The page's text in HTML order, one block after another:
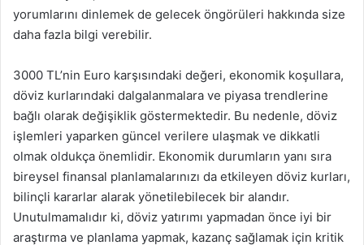
yorumlarını dinlemek de gelecek öngörüleri hakkında size
daha fazla bilgi verebilir.
3000 TL’nin Euro karşısındaki değeri, ekonomik koşullara,
döviz kurlarındaki dalgalanmalara ve piyasa trendlerine
bağlı olarak değişiklik göstermektedir. Bu nedenle, döviz
işlemleri yaparken güncel verilere ulaşmak ve dikkatli
olmak oldukça önemlidir. Ekonomik durumların yanı sıra
bireysel finansal planlamalarınızı da etkileyen döviz kurları,
bilinçli kararlar alarak yönetilebilecek bir alandır.
Unutulmamalıdır ki, döviz yatırımı yapmadan önce iyi bir
araştırma ve planlama yapmak, kazanç sağlamak için kritik